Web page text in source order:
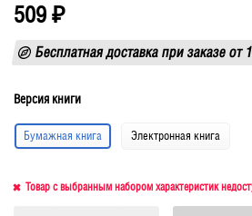
509 ₽
Бесплатная доставка при заказе от
Версия книги
Бумажная книга Электронная книга
Товар с выбранным набором характеристик